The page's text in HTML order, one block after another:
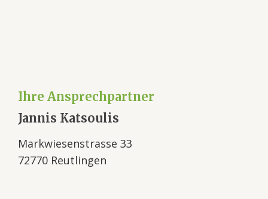
Ihre Ansprechpartner
Jannis Katsoulis
Markwiesenstrasse 33
72770 Reutlingen